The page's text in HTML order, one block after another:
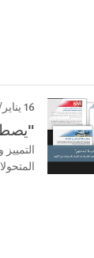
16 يناير/كانون الثاني 2012